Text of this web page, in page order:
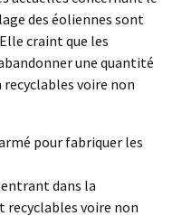
des éoliennes sont
craint que les
une quantité
voire non
pour fabriquer les
dans la
voire non